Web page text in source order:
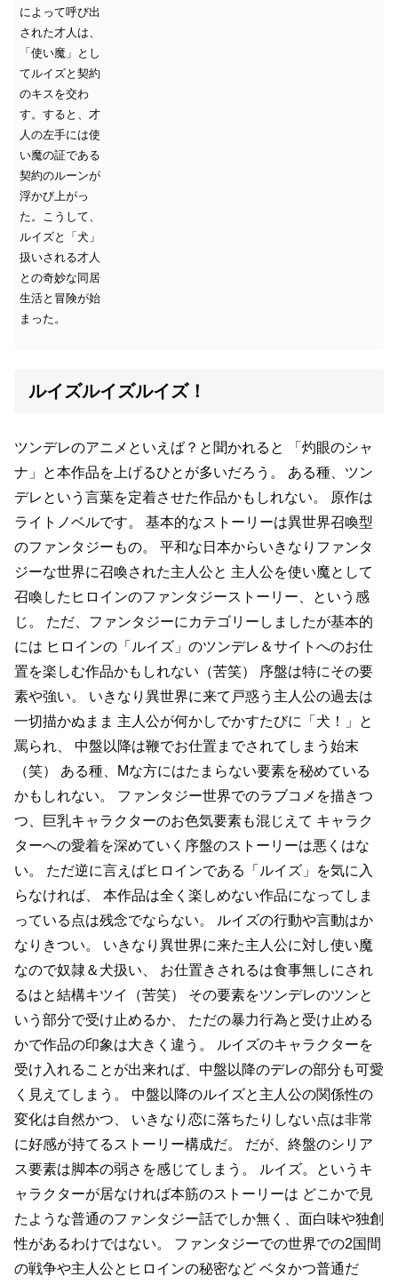
によって呼び出
された才人は、
「使い魔」とし
てルイズと契約
のキスを交わ
す。すると、才
人の左手には使
い魔の証である
契約のルーンが
浮かび上がっ
た。こうして、
ルイズと「犬」
扱いされる才人
との奇妙な同居
生活と冒険が始
まった。
ルイズルイズルイズ！
ツンデレのアニメといえば？と聞かれると
「灼眼のシャ
ナ」と本作品を上げるひとが多いだろう。
ある種、ツン
デレという言葉を定着させた作品かもしれない。
原作は
ライトノベルです。
基本的なストーリーは異世界召喚型
のファンタジーもの。
平和な日本からいきなりファンタ
ジーな世界に召喚された主人公と 主人公を使い魔として
召喚したヒロインのファンタジーストーリー、という感
じ。
ただ、ファンタジーにカテゴリーしましたが基本的
には ヒロインの「ルイズ」のツンデレ＆サイトへのお仕
置を楽しむ作品かもしれない（苦笑）
序盤は特にその要
素や強い。
いきなり異世界に来て戸惑う主人公の過去は
一切描かぬまま 主人公が何かしでかすたびに「犬！」と
罵られ、
中盤以降は鞭でお仕置までされてしまう始末
（笑）
ある種、Mな方にはたまらない要素を秘めている
かもしれない。
ファンタジー世界でのラブコメを描きつ
つ、巨乳キャラクターのお色気要素も混じえて キャラク
ターへの愛着を深めていく序盤のストーリーは悪くはな
い。
ただ逆に言えばヒロインである「ルイズ」を気に入
らなければ、
本作品は全く楽しめない作品になってしま
っている点は残念でならない。
ルイズの行動や言動はか
なりきつい。
いきなり異世界に来た主人公に対し使い魔
なので奴隷＆犬扱い、
お仕置きされるは食事無しにされ
るはと結構キツイ（苦笑）
その要素をツンデレのツンと
いう部分で受け止めるか、
ただの暴力行為と受け止める
かで作品の印象は大きく違う。
ルイズのキャラクターを
受け入れることが出来れば、中盤以降のデレの部分も可愛
く見えてしまう。
中盤以降のルイズと主人公の関係性の
変化は自然かつ、
いきなり恋に落ちたりしない点は非常
に好感が持てるストーリー構成だ。
だが、終盤のシリア
ス要素は脚本の弱さを感じてしまう。
ルイズ。というキ
ャラクターが居なければ本筋のストーリーは どこかで見
たような普通のファンタジー話でしか無く、面白味や独創
性があるわけではない。
ファンタジーでの世界での2国間
の戦争や主人公とヒロインの秘密など ベタかつ普通だ